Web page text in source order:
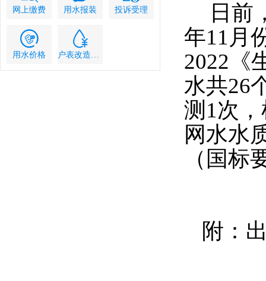
网上缴费 用水报装 投诉受理
用水价格 户表改造流程
日前
年11月
2022《
水共26
测1次
网水水
（国标
附：